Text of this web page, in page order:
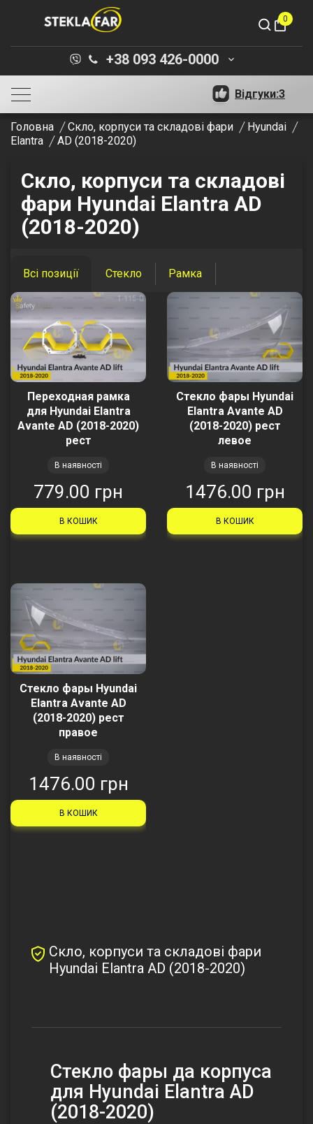
shopping_bag
0
+38 093 426-0000 keyboard_arrow_down
Відгуки:3
Головна Скло, корпуси та складові фари
Hyundai
Elantra
AD (2018-2020)
Скло, корпуси та складові
фари Hyundai Elantra AD
(2018-2020)
Всі позиції Стекло Рамка
Переходная рамка
для Hyundai Elantra
Avante AD (2018-2020)
рест
В наявності
779.00 грн
В КОШИК
Стекло фары Hyundai
Elantra Avante AD
(2018-2020) рест
левое
В наявності
1476.00 грн
В КОШИК
Стекло фары Hyundai
Elantra Avante AD
(2018-2020) рест
правое
В наявності
1476.00 грн
В КОШИК
Скло, корпуси та складові фари
Hyundai Elantra AD (2018-2020)
Стекло фары да корпуса
для Hyundai Elantra AD
(2018-2020)